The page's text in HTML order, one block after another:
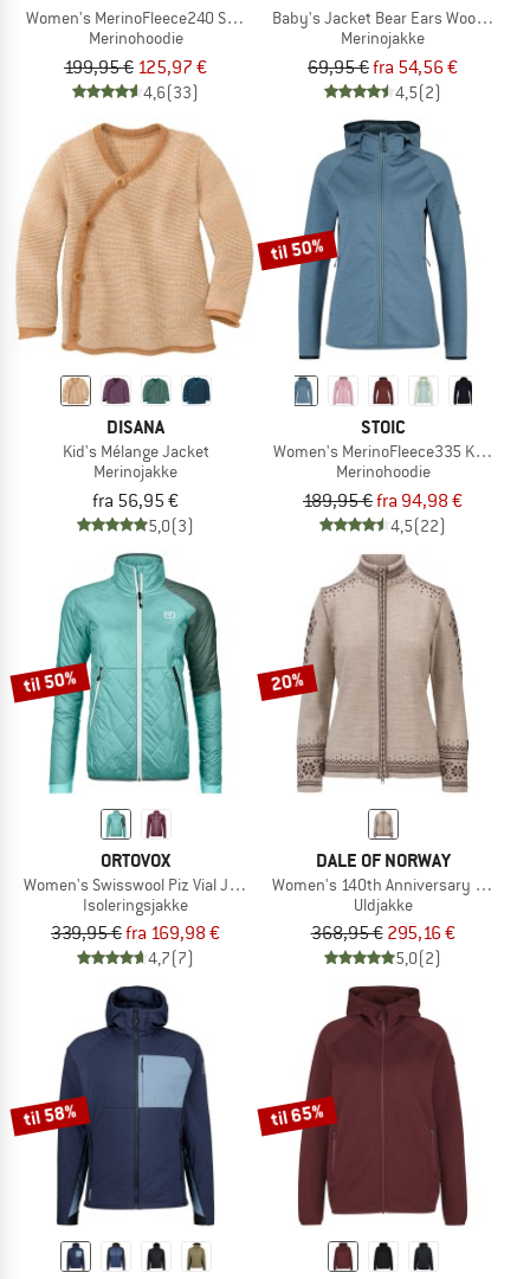
Women's MerinoFleece240 StorforsSt. Zip Hoody
Merinohoodie
199,95 € 125,97 €
4,6(33)
Baby's Jacket Bear Ears Wool Fleece
Merinojakke
69,95 €fra 54,56 €
4,5(2)
DISANA
Kid's Mélange Jacket
Merinojakke
fra 56,95 €
5,0(3)
til 50%
STOIC
Women's MerinoFleece335
Merinohoodie
189,95 €fra 94,98 €
4,5(22)
til 50%
ORTOVOX
Women's Swisswool Piz Vial Jacket
Isoleringsjakke
339,95 €fra 169,98 €
4,7(7)
20%
DALE OF NORWAY
Women's 140th Anniversary Jacket
Uldjakke
368,95 € 295,16 €
5,0(2)
til 58% til 65%